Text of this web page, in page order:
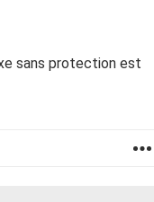
sans protection est